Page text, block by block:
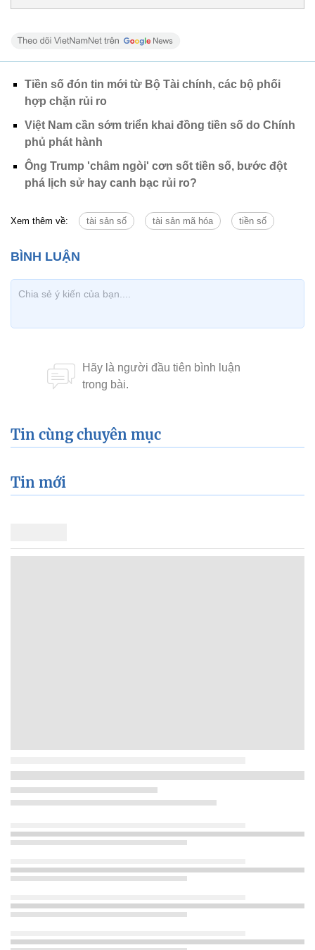
Tiền số đón tin mới từ Bộ Tài chính, các bộ phối
hợp chặn rủi ro
Việt Nam cần sớm triển khai đồng tiền số do Chính
phủ phát hành
Ông Trump 'châm ngòi' cơn sốt tiền số, bước đột
phá lịch sử hay canh bạc rủi ro?
Xem thêm về: tài sản số tài sản mã hóa tiền số
Tin cùng chuyên mục
Tin mới